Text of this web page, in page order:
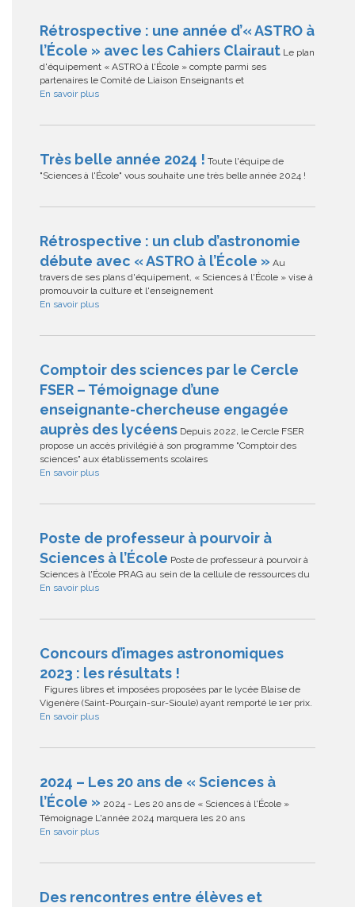
Rétrospective : une année d’« ASTRO à
l’École » avec les Cahiers Clairaut Le plan
d'équipement « ASTRO à l'École » compte parmi ses
partenaires le Comité de Liaison Enseignants et
En savoir plus
Très belle année 2024 ! Toute l'équipe de
"Sciences à l'École" vous souhaite une très belle année 2024 !
Rétrospective : un club d’astronomie
débute avec « ASTRO à l’École » Au
travers de ses plans d'équipement, « Sciences à l'École » vise à
promouvoir la culture et l'enseignement
En savoir plus
Comptoir des sciences par le Cercle
FSER – Témoignage d’une
enseignante-chercheuse engagée
auprès des lycéens Depuis 2022, le Cercle FSER
propose un accès privilégié à son programme "Comptoir des
sciences" aux établissements scolaires
En savoir plus
Poste de professeur à pourvoir à
Sciences à l’École Poste de professeur à pourvoir à
Sciences à l'École PRAG au sein de la cellule de ressources du
En savoir plus
Concours d’images astronomiques
2023 : les résultats !
Figures libres et imposées proposées par le lycée Blaise de
Vigenère (Saint-Pourçain-sur-Sioule) ayant remporté le 1er prix.
En savoir plus
2024 – Les 20 ans de « Sciences à
l’École » 2024 - Les 20 ans de « Sciences à l'École »
Témoignage L'année 2024 marquera les 20 ans
En savoir plus
Des rencontres entre élèves et